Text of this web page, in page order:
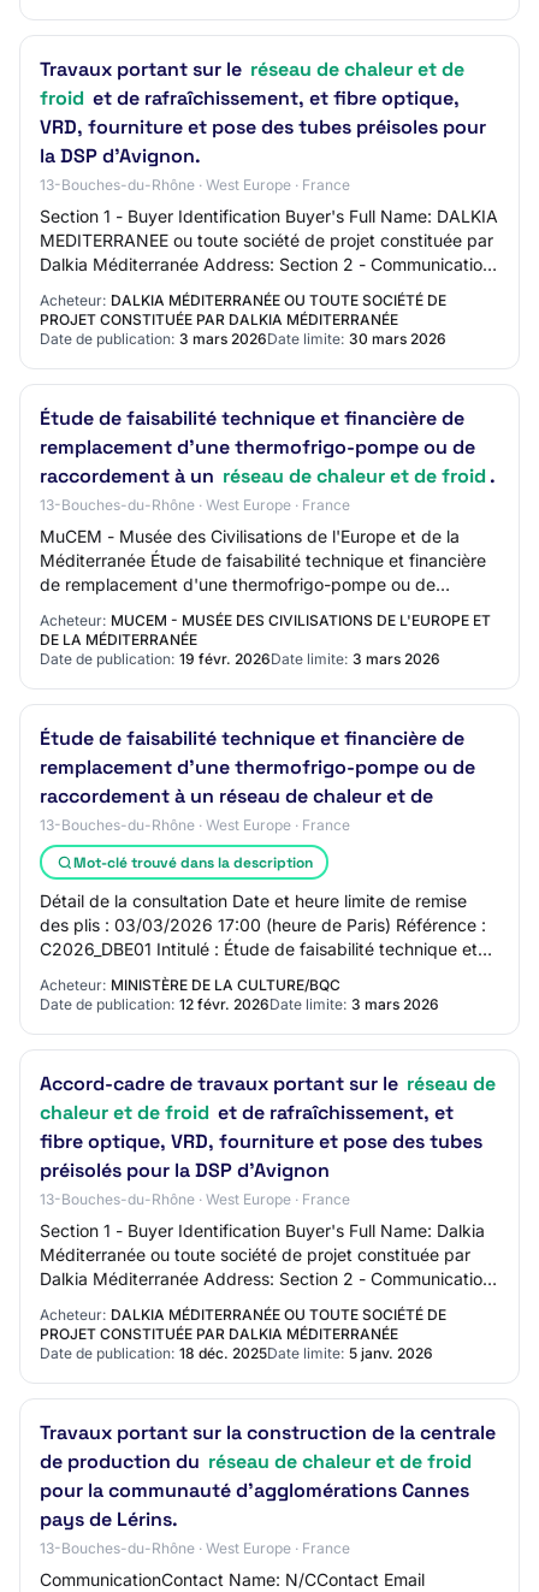
Travaux portant sur le réseau de chaleur et de
froid et de rafraîchissement, et fibre optique,
VRD, fourniture et pose des tubes préisoles pour
la DSP d'Avignon.
13-Bouches-du-Rhône · West Europe · France
Section 1 - Buyer Identification Buyer's Full Name: DALKIA
MEDITERRANEE ou toute société de projet constituée par
Dalkia Méditerranée Address: Section 2 - Communication
Contact Name: N/C Contact Emai…
Acheteur: DALKIA MÉDITERRANÉE OU TOUTE SOCIÉTÉ DE
PROJET CONSTITUÉE PAR DALKIA MÉDITERRANÉE
Date de publication: 3 mars 2026Date limite: 30 mars 2026
Étude de faisabilité technique et financière de
remplacement d'une thermofrigo-pompe ou de
raccordement à un réseau de chaleur et de froid .
13-Bouches-du-Rhône · West Europe · France
MuCEM - Musée des Civilisations de l'Europe et de la
Méditerranée Étude de faisabilité technique et financière
de remplacement d'une thermofrigo-pompe ou de
raccordement à un réseau de chaleur et de…
Acheteur: MUCEM - MUSÉE DES CIVILISATIONS DE L'EUROPE ET
DE LA MÉDITERRANÉE
Date de publication: 19 févr. 2026Date limite: 3 mars 2026
Étude de faisabilité technique et financière de
remplacement d’une thermofrigo-pompe ou de
raccordement à un réseau de chaleur et de
13-Bouches-du-Rhône · West Europe · France
Mot-clé trouvé dans la description
Détail de la consultation Date et heure limite de remise
des plis : 03/03/2026 17:00 (heure de Paris) Référence :
C2026_DBE01 Intitulé : Étude de faisabilité technique et
financière de remplacement d…
Acheteur: MINISTÈRE DE LA CULTURE/BQC
Date de publication: 12 févr. 2026Date limite: 3 mars 2026
Accord-cadre de travaux portant sur le réseau de
chaleur et de froid et de rafraîchissement, et
fibre optique, VRD, fourniture et pose des tubes
préisolés pour la DSP d'Avignon
13-Bouches-du-Rhône · West Europe · France
Section 1 - Buyer Identification Buyer's Full Name: Dalkia
Méditerranée ou toute société de projet constituée par
Dalkia Méditerranée Address: Section 2 - Communication
Contact Name: N/C Contact Emai…
Acheteur: DALKIA MÉDITERRANÉE OU TOUTE SOCIÉTÉ DE
PROJET CONSTITUÉE PAR DALKIA MÉDITERRANÉE
Date de publication: 18 déc. 2025Date limite: 5 janv. 2026
Travaux portant sur la construction de la centrale
de production du réseau de chaleur et de froid
pour la communauté d'agglomérations Cannes
pays de Lérins.
13-Bouches-du-Rhône · West Europe · France
CommunicationContact Name: N/CContact Email